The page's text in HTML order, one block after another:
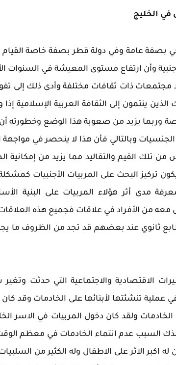
في الخليج
بصفة عامة وفي دولة قطر بصفة خاصة القيام
وأن ارتفاع مستوى المعيشة في السنوات
مجتمعات ذات ثقافات مختلفة وأدى ذلك إلى
ينتمون إلى الثقافة العربية الإسلامية إذا
وربما يزيد من صعوبة هذا الوضع وخطورته
وبالتالي فأن هذا لا ينحصر في مواجهة
تلك القيم والتقاليد مما يزيد من إمكانية
تركيز البحث على المربيات الأجنبيات
مدى أثر هؤلاء المربيات على البنية
معه من الأفراد في علاقات فجميع هذه
طابع ثانوي عند بعضهم قد تجد من الظروف ما
الاقتصادية والاجتماعية التي حدثت
عملية تنشئتها لأبنائها على الخادمات وقد
الخادمات ولقد كان دخول المربيات في الاسر
السبب عدم انتماء الخادمات في معظم
له اكبر الاثر على الاطفال وله الكثير من